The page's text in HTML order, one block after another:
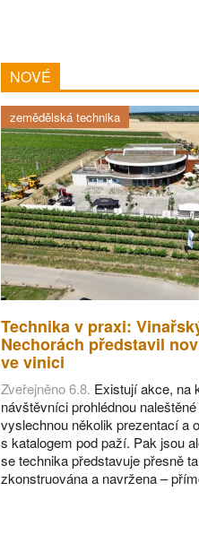
NOVÉ
zemědělská technika
Technika v praxi:
Nechorách představil
ve vinici
Zveřejněno 6.8. Existují akce, na
návštěvníci prohlédnou
vyslechnou několik prezentací a
s katalogem pod paží. Pak jsou
se technika představuje přesně
zkonstruována a navržena –